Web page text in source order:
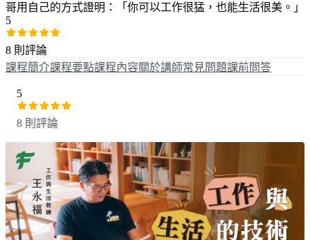
哥用自己的方式證明：「你可以工作很猛，也能生活很美。」
5
8 則評論
課程簡介課程要點課程內容關於講師常見問題課前問答
5
8 則評論